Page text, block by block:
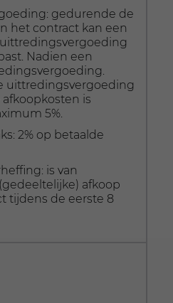
gedurende de
het contract kan een
Nadien een
uittredingsvergoeding
is
5%.
2% op betaalde
is van
afkoop
tijdens de eerste 8